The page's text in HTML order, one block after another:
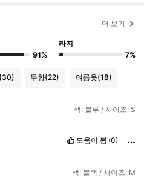
더 보기
91%
라지
7%
(30) 무향(22) 여름옷(18)
색: 블루 / 사이즈: S
도움이 됨 (0)
색: 블랙 / 사이즈: M